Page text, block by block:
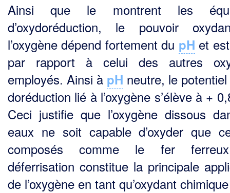
Ainsi que le montrent les
d’oxydoréduction, le pouvoir
l’oxygène dépend fortement du pH et
par rapport à celui des autres
employés. Ainsi à pH neutre, le
doréduction lié à l’oxygène s’élève à +
Ceci justifie que l’oxygène dissous
eaux ne soit capa­ble d’oxyder que
composés comme le fer
déferrisation constitue la principale
de l’oxygène en tant qu’oxydant